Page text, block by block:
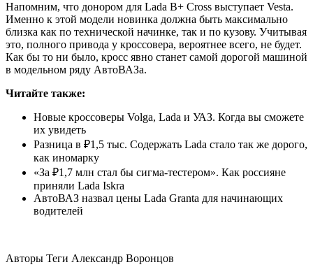
Напомним, что донором для Lada B+ Cross выступает Vesta.
Именно к этой модели новинка должна быть максимально
близка как по технической начинке, так и по кузову. Учитывая
это, полного привода у кроссовера, вероятнее всего, не будет.
Как бы то ни было, кросс явно станет самой дорогой машиной
в модельном ряду АвтоВАЗа.
Читайте также:
Новые кроссоверы Volga, Lada и УАЗ. Когда вы сможете
их увидеть
Разница в ₽1,5 тыс. Содержать Lada стало так же дорого,
как иномарку
«За ₽1,7 млн стал бы сигма-тестером». Как россияне
приняли Lada Iskra
АвтоВАЗ назвал цены Lada Granta для начинающих
водителей
Авторы Теги Александр Воронцов